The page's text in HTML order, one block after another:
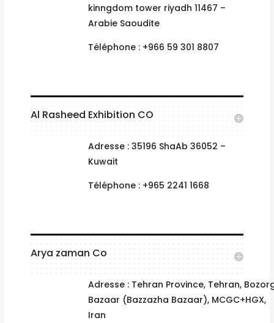
kinngdom tower riyadh 11467 –
Arabie Saoudite
Téléphone : +966 59 301 8807
Al Rasheed Exhibition CO
Adresse : 35196 ShaAb 36052 –
Kuwait
Téléphone : +965 2241 1668
Arya zaman Co
Adresse : Tehran Province, Tehran,
Bazaar (Bazzazha Bazaar), MCGC+HGX,
Iran